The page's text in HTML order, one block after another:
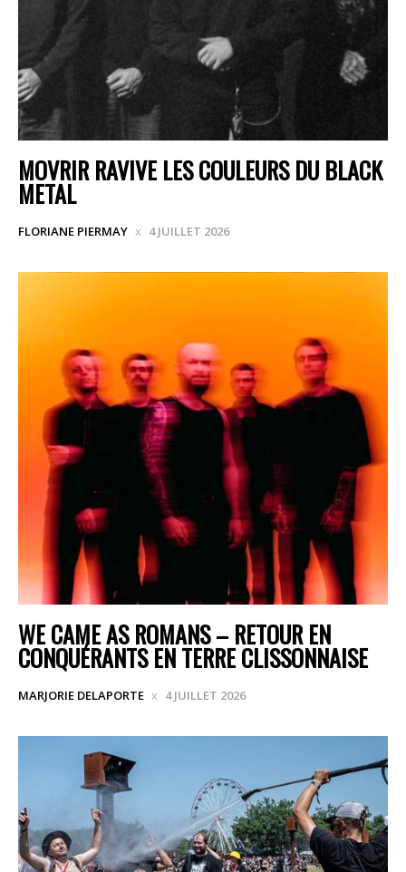
MOVRIR RAVIVE LES COULEURS DU BLACK
METAL
FLORIANE PIERMAY 4 JUILLET 2026
WE CAME AS ROMANS – RETOUR EN
CONQUÉRANTS EN TERRE CLISSONNAISE
MARJORIE DELAPORTE 4 JUILLET 2026